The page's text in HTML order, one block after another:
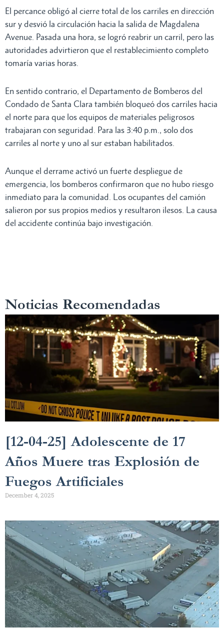
El percance obligó al cierre total de los carriles en dirección
sur y desvió la circulación hacia la salida de Magdalena
Avenue. Pasada una hora, se logró reabrir un carril, pero las
autoridades advirtieron que el restablecimiento completo
tomaría varias horas.
En sentido contrario, el Departamento de Bomberos del
Condado de Santa Clara también bloqueó dos carriles hacia
el norte para que los equipos de materiales peligrosos
trabajaran con seguridad. Para las 3:40 p.m., solo dos
carriles al norte y uno al sur estaban habilitados.
Aunque el derrame activó un fuerte despliegue de
emergencia, los bomberos confirmaron que no hubo riesgo
inmediato para la comunidad. Los ocupantes del camión
salieron por sus propios medios y resultaron ilesos. La causa
del accidente continúa bajo investigación.
Noticias Recomendadas
[12-04-25] Adolescente de 17
Años Muere tras Explosión de
Fuegos Artificiales
December 4, 2025